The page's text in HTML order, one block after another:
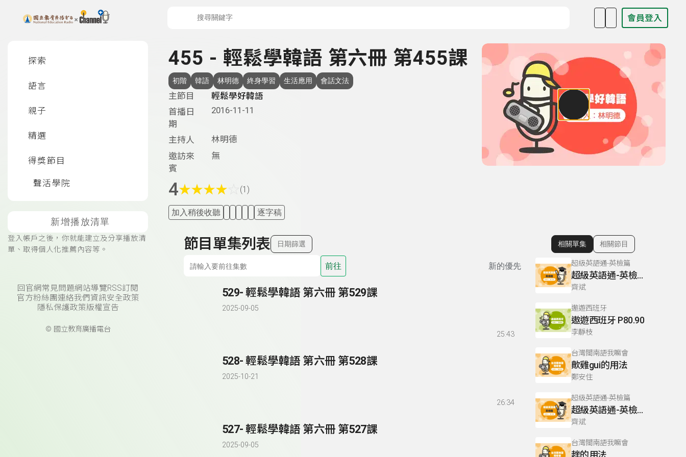
上方功能區塊 會員登入
探索
語言
親子
精選
得獎節目
聲活學院
新增播放清單
登入帳戶之後，你就能建立及分享播放清
單、取得個人化推薦內容等。
回官網常見問題網站導覽RSS訂閱
官方粉絲團連絡我們 資訊安全政策
隱私保護政策版權宣告
© 國立教育廣播電台
455 - 輕鬆學韓語 第六冊 第455課
初階 韓語 林明德 終身學習 生活應用 會話文法
主節目
輕鬆學好韓語
首播日
期
2016-11-11
主持人
林明德
邀訪來
賓
無
4★★★★ (1)
加入稍後收聽 逐字稿
節目單集列表 日期篩選
前往 新的優先
529- 輕鬆學韓語 第六冊 第529課
2025-09-05
25:43
528- 輕鬆學韓語 第六冊 第528課
2025-10-21
26:34
527- 輕鬆學韓語 第六冊 第527課
2025-09-05
顯示相關單集
相關單集 相關節目
超級英語通-英檢篇
超級英語通-英檢篇 083 Cloze Test/段落填空-13
齊斌
遨遊西班牙
遨遊西班牙 P80.90
李靜枝
台灣閩南語我嘛會
歕雞gui的用法
鄭安住
超級英語通-英檢篇
超級英語通-英檢篇 035 Weekend Trip- 週末旅遊
齊斌
台灣閩南語我嘛會
趖的用法